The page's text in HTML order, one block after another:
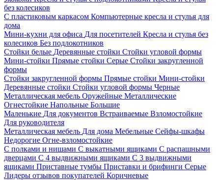
без колесиков
С пластиковым каркасом Компьютерные кресла и стулья для
дома
Мини-кухни для офиса Для посетителей Кресла и стулья без
колесиков Без подлокотников
Стойки белые Деревянные стойки Стойки угловой формы
Мини-стойки Прямые стойки Серые Стойки закругленной
формы
Стойки закругленной формы Прямые стойки Мини-стойки
Деревянные стойки Стойки угловой формы Черные
Металлическая мебель Оружейные Металлические
Огнестойкие Напольные Большие
Маленькие Для документов Встраиваемые Взломостойкие
Для руководителя
Металлическая мебель Для дома Мебельные Сейфы-шкафы
Недорогие Огне-взломостойкие
С полками и нишами С выкатными ящиками С распашными
дверцами С 4 выдвижными ящиками С 3 выдвижными
ящиками Приставные тумбы Приставки и брифинги Серые
Лидеры отзывов покупателей Коричневые